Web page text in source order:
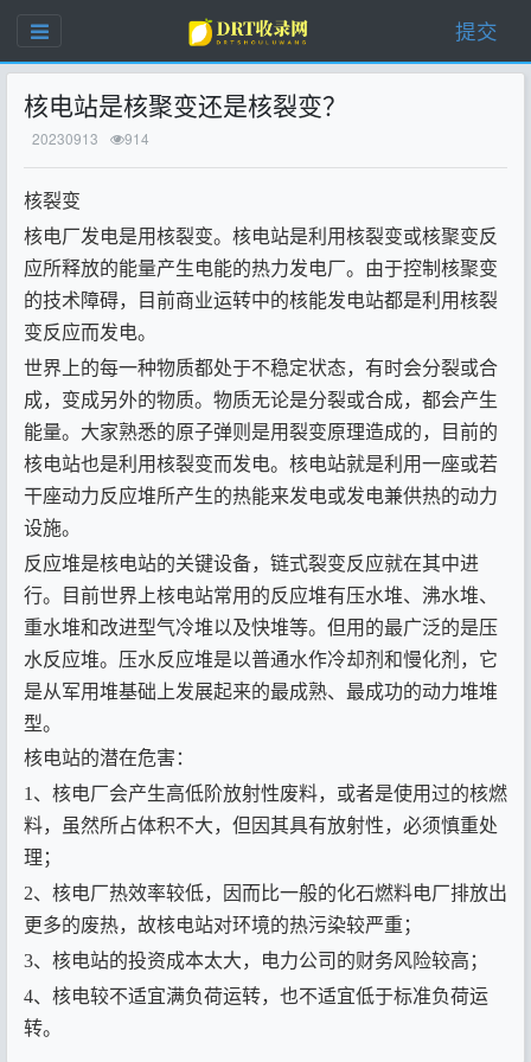
提交
核电站是核聚变还是核裂变？
20230913 914
核裂变
核电厂发电是用核裂变。核电站是利用核裂变或核聚变反
应所释放的能量产生电能的热力发电厂。由于控制核聚变
的技术障碍，目前商业运转中的核能发电站都是利用核裂
变反应而发电。
世界上的每一种物质都处于不稳定状态，有时会分裂或合
成，变成另外的物质。物质无论是分裂或合成，都会产生
能量。大家熟悉的原子弹则是用裂变原理造成的，目前的
核电站也是利用核裂变而发电。核电站就是利用一座或若
干座动力反应堆所产生的热能来发电或发电兼供热的动力
设施。
反应堆是核电站的关键设备，链式裂变反应就在其中进
行。目前世界上核电站常用的反应堆有压水堆、沸水堆、
重水堆和改进型气冷堆以及快堆等。但用的最广泛的是压
水反应堆。压水反应堆是以普通水作冷却剂和慢化剂，它
是从军用堆基础上发展起来的最成熟、最成功的动力堆堆
型。
核电站的潜在危害：
1、核电厂会产生高低阶放射性废料，或者是使用过的核燃
料，虽然所占体积不大，但因其具有放射性，必须慎重处
理；
2、核电厂热效率较低，因而比一般的化石燃料电厂排放出
更多的废热，故核电站对环境的热污染较严重；
3、核电站的投资成本太大，电力公司的财务风险较高；
4、核电较不适宜满负荷运转，也不适宜低于标准负荷运
转。